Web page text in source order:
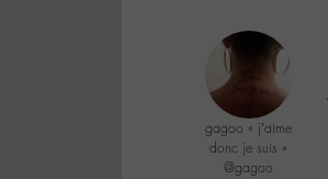
gagoo « j’aime
donc je suis »
@gagoo